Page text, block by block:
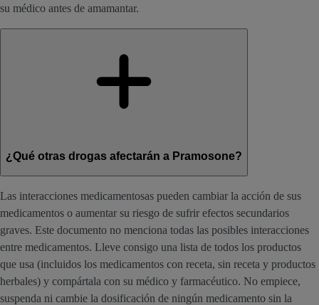
su médico antes de amamantar.
¿Qué otras drogas afectarán a Pramosone?
Las interacciones medicamentosas pueden cambiar la acción de sus
medicamentos o aumentar su riesgo de sufrir efectos secundarios
graves. Este documento no menciona todas las posibles interacciones
entre medicamentos. Lleve consigo una lista de todos los productos
que usa (incluidos los medicamentos con receta, sin receta y productos
herbales) y compártala con su médico y farmacéutico. No empiece,
suspenda ni cambie la dosificación de ningún medicamento sin la